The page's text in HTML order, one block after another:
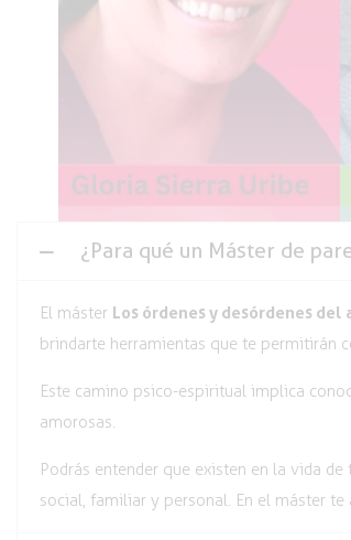
¿Para qué un Máster de
El máster Los órdenes y desórdenes del
brindarte herramientas que te permitirán
Este camino psico-espiritual implica
amorosas.
Podrás entender que existen en la vida
social, familiar y personal. En el máster